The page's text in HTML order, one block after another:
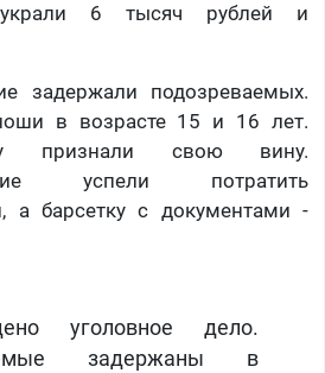
6 тысяч рублей и
задержали подозреваемых.
в возрасте 15 и 16 лет.
признали свою вину.
успели потратить
а барсетку с документами -
уголовное дело.
задержаны в